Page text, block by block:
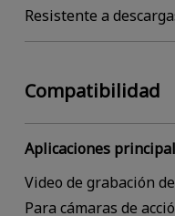
Resistente a
Compatibilidad
Aplicaciones
Video de grabación
Para cámaras de